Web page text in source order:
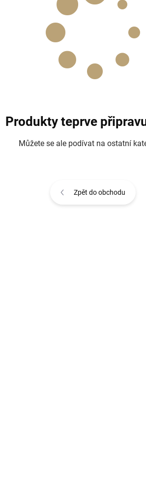
Produkty teprve
Můžete se ale podívat na ostatní
Zpět do obchodu